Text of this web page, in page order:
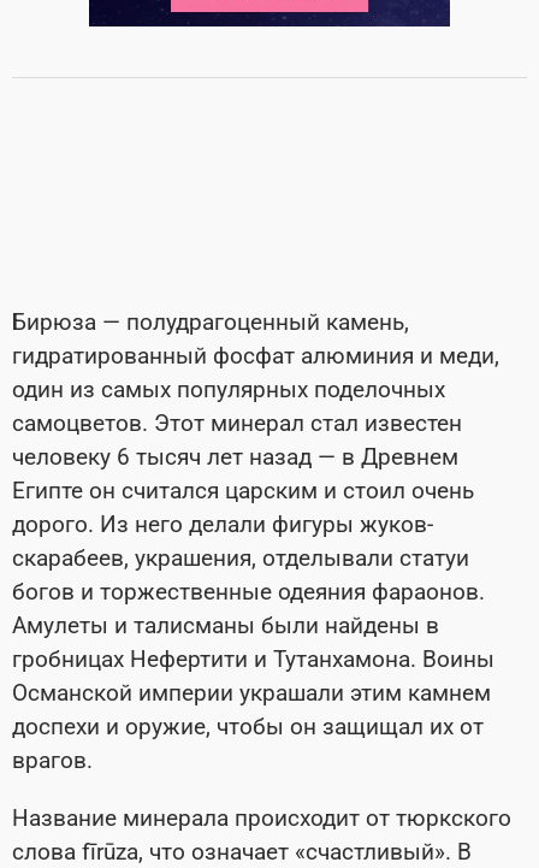
Бирюза — полудрагоценный камень,
гидратированный фосфат алюминия и меди,
один из самых популярных поделочных
самоцветов. Этот минерал стал известен
человеку 6 тысяч лет назад — в Древнем
Египте он считался царским и стоил очень
дорого. Из него делали фигуры жуков-
скарабеев, украшения, отделывали статуи
богов и торжественные одеяния фараонов.
Амулеты и талисманы были найдены в
гробницах Нефертити и Тутанхамона. Воины
Османской империи украшали этим камнем
доспехи и оружие, чтобы он защищал их от
врагов.
Название минерала происходит от тюркского
слова fīrūza, что означает «счастливый». В